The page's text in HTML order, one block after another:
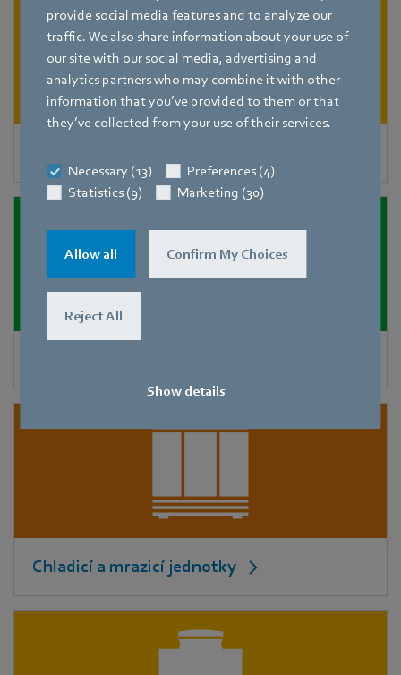
provide social media features and to analyze our
traffic. We also share information about your use of
our site with our social media, advertising and
analytics partners who may combine it with other
information that you’ve provided to them or that
they’ve collected from your use of their services.
Necessary (13)
Preferences (4)
Statistics (9)
Marketing (30)
Allow all Confirm My Choices
Reject All
Show details
Chladicí a mrazicí jednotky